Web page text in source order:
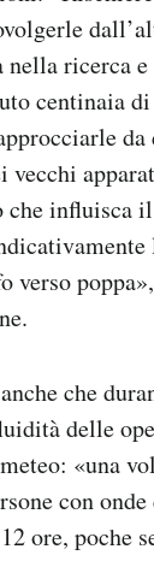
nella ricerca
centinaia
vecchi
che influisca
verso
che
delle
«una
con
ore, poche